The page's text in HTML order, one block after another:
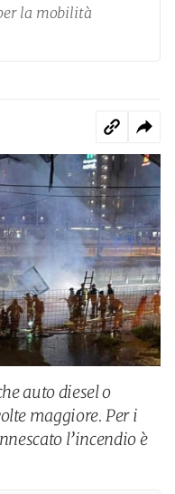
la mobilità
auto diesel o
maggiore. Per i
l’incendio è